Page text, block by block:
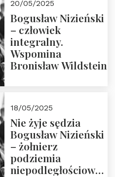
20/05/2025
Bogusław Nizieński
– człowiek
integralny.
Wspomina
Bronisław Wildstein
18/05/2025
Nie żyje sędzia
Bogusław Nizieński
– żołnierz
podziemia
niepodległościowego